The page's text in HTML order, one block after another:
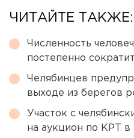
ЧИТАЙТЕ ТАКЖЕ:
Численность
постепенно
Челябинцев
выходе из берегов
Участок с
на аукцион по КРТ в